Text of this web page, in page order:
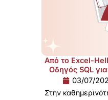
Από το Excel-
Οδηγός SQL
03/07/
Στην